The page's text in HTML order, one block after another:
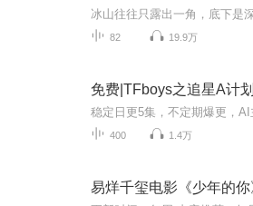
82 19.9万
400 1.4万